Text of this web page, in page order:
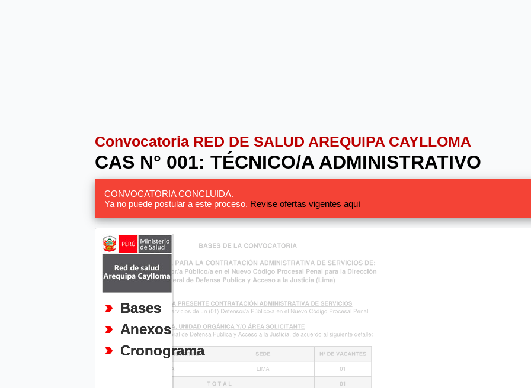
Convocatoria RED DE SALUD AREQUIPA CAYLLOMA
CAS N° 001: TÉCNICO/A ADMINISTRATIVO
CONVOCATORIA CONCLUIDA.
Ya no puede postular a este proceso. Revise ofertas vigentes aquí
Bases
Anexos
Cronograma